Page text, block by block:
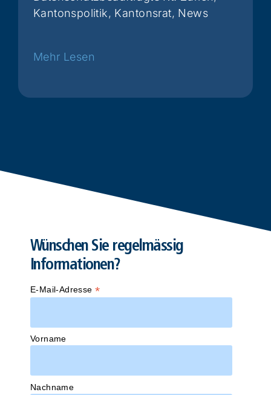
Kantonspolitik, Kantonsrat, News
Wünschen Sie regelmässig
Informationen?
E-Mail-Adresse*
Vorname
Nachname